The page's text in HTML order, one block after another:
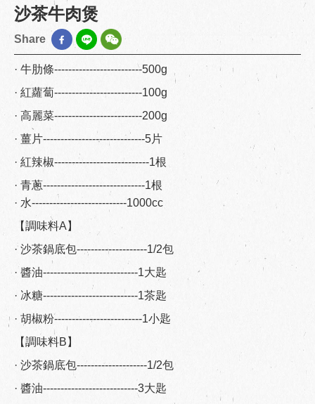
沙茶牛肉煲
Share
· 牛肋條-------------------------500g
· 紅蘿蔔-------------------------100g
· 高麗菜-------------------------200g
· 薑片-----------------------------5片
· 紅辣椒---------------------------1根
· 青蔥-----------------------------1根
· 水---------------------------1000cc
【調味料A】
· 沙茶鍋底包--------------------1/2包
· 醬油---------------------------1大匙
· 冰糖---------------------------1茶匙
· 胡椒粉-------------------------1小匙
【調味料B】
· 沙茶鍋底包--------------------1/2包
· 醬油---------------------------3大匙